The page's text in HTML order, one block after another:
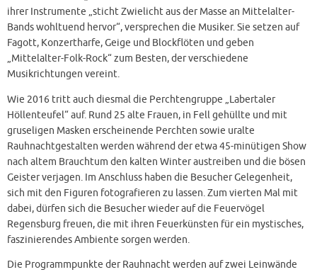
ihrer Instrumente „sticht Zwielicht aus der Masse an Mittelalter-
Bands wohltuend hervor“, versprechen die Musiker. Sie setzen auf
Fagott, Konzertharfe, Geige und Blockflöten und geben
„Mittelalter-Folk-Rock“ zum Besten, der verschiedene
Musikrichtungen vereint.
Wie 2016 tritt auch diesmal die Perchtengruppe „Labertaler
Höllenteufel“ auf. Rund 25 alte Frauen, in Fell gehüllte und mit
gruseligen Masken erscheinende Perchten sowie uralte
Rauhnachtgestalten werden während der etwa 45-minütigen Show
nach altem Brauchtum den kalten Winter austreiben und die bösen
Geister verjagen. Im Anschluss haben die Besucher Gelegenheit,
sich mit den Figuren fotografieren zu lassen. Zum vierten Mal mit
dabei, dürfen sich die Besucher wieder auf die Feuervögel
Regensburg freuen, die mit ihren Feuerkünsten für ein mystisches,
faszinierendes Ambiente sorgen werden.
Die Programmpunkte der Rauhnacht werden auf zwei Leinwände